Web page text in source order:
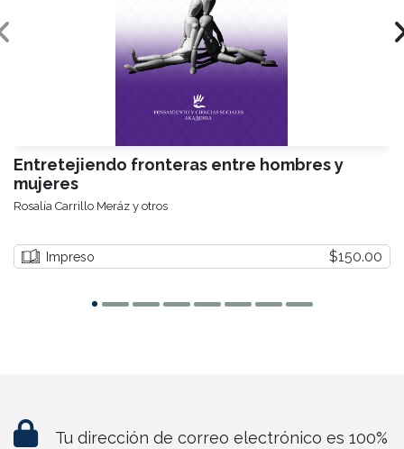
Entretejiendo fronteras entre hombres y
mujeres
Rosalía Carrillo Meráz y otros
Impreso $150.00
Tu dirección de correo electrónico es 100%